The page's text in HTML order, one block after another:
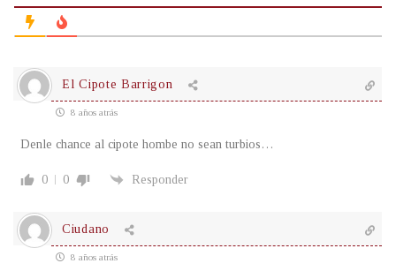
El Cipote Barrigon
8 años atrás
Denle chance al cipote hombe no sean turbios…
0 0 Responder
Ciudano
8 años atrás